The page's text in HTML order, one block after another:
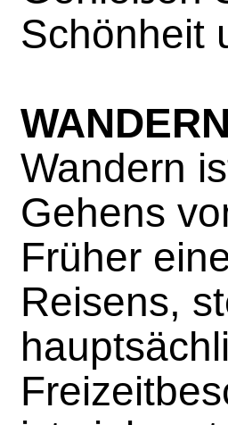
Schönheit
Wandern
Gehens
Früher
Reisens,